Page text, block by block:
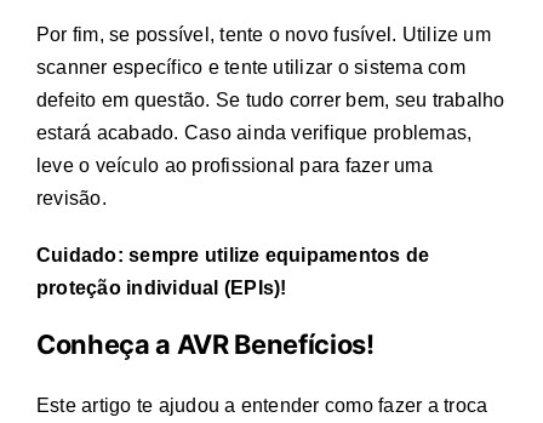
Por fim, se possível, tente o novo fusível. Utilize um
scanner específico e tente utilizar o sistema com
defeito em questão. Se tudo correr bem, seu trabalho
estará acabado. Caso ainda verifique problemas,
leve o veículo ao profissional para fazer uma
revisão.
Cuidado: sempre utilize equipamentos de
proteção individual (EPIs)!
Conheça a AVR Benefícios!
Este artigo te ajudou a entender como fazer atroca